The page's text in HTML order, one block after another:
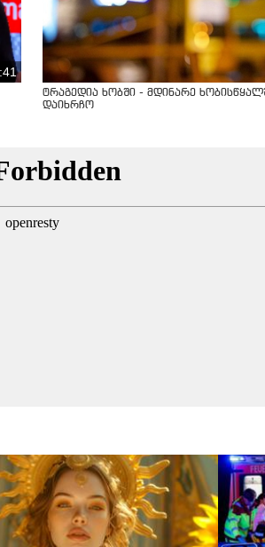
ტრაგედია ხობში - მდინარე
დაიხრჩო